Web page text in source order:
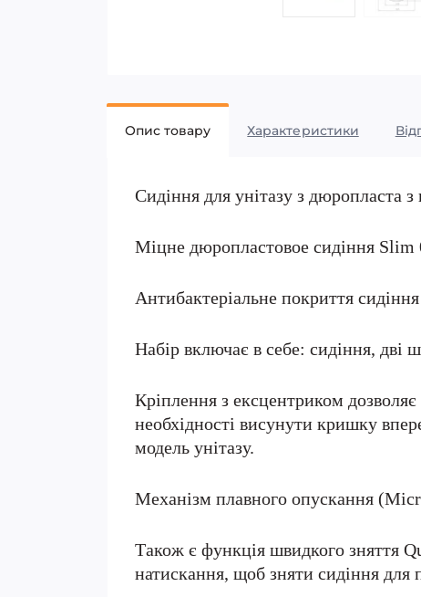
Опис товару Характеристики
Сидіння для унітазу з дюропласта
Міцне дюропластовое сидіння Slim
Антибактеріальне покриття
Набір включає в себе: сидіння, дві
Кріплення з ексцентриком
необхідності висунути кришку
модель унітазу.
Механізм плавного опускання
Також є функція швидкого зняття
натискання, щоб зняти сидіння для